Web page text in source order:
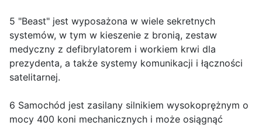
5 "Beast" jest wyposażona w wiele sekretnych
systemów, w tym w kieszenie z bronią, zestaw
medyczny z defibrylatorem i workiem krwi dla
prezydenta, a także systemy komunikacji i łączności
satelitarnej.
6 Samochód jest zasilany silnikiem wysokoprężnym o
mocy 400 koni mechanicznych i może osiągnąć